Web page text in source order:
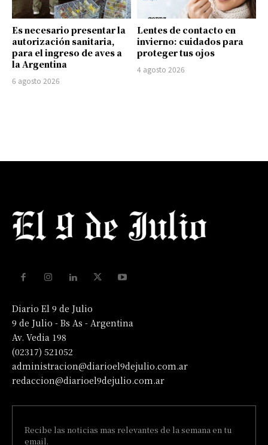
Es necesario presentar la
autorización sanitaria,
para el ingreso de aves a
la Argentina
6 agosto 2026
Lentes de contacto en
invierno: cuidados para
proteger tus ojos
4 agosto 2026
Diario El 9 de Julio
9 de Julio - Bs As - Argentina
Av. Vedia 198
(02317) 521052
administracion@diarioel9dejulio.com.ar
redaccion@diarioel9dejulio.com.ar
Recibe las noticias mas relevantes de la semana en tu
email.